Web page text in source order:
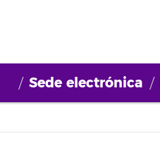
Sede electrónica